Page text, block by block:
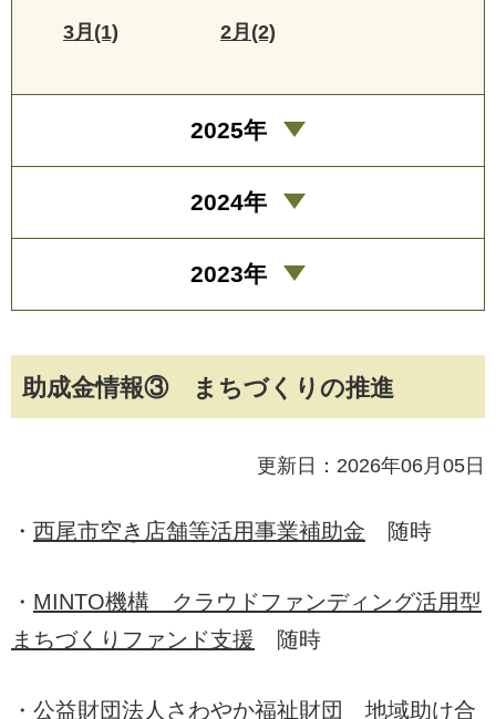
助成金情報③ まちづくりの推進
更新日：2026年06月05日
・ 西尾市空き店舗等活用事業補助金 随時
・ MINTO機構 クラウドファンディング活用型
まちづくりファンド支援 随時
・公益財団法人さわやか福祉財団 地域助け合
3月(1) 2月(2)
2025年
2024年
2023年